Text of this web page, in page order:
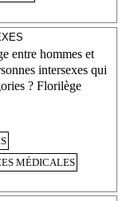
entre hommes et
intersexes qui
? Florilège
MÉDICALES